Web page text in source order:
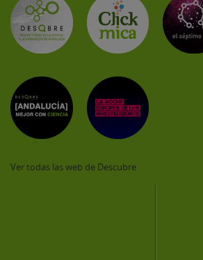
Ver todas las web de Descubre